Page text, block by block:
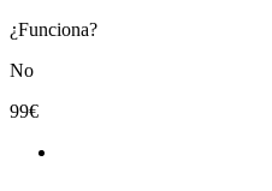
¿Funciona?
No
99€